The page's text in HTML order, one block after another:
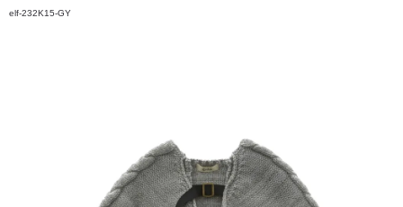
elf-232K15-GY